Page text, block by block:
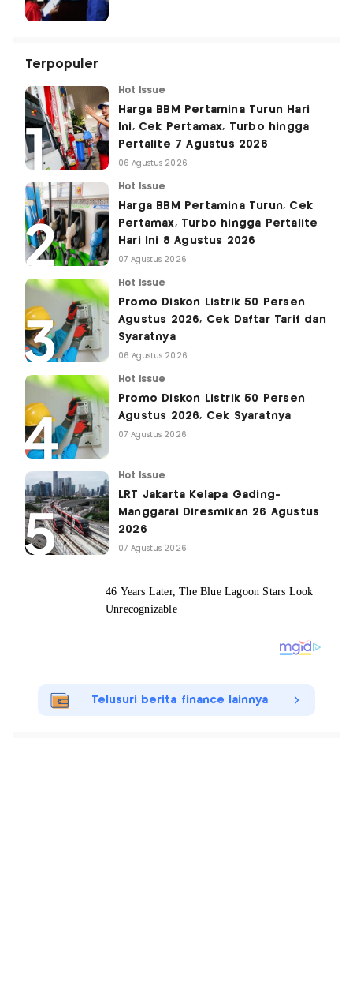
Terpopuler
Hot Issue
Harga BBM Pertamina Turun Hari
Ini, Cek Pertamax, Turbo hingga
Pertalite 7 Agustus 2026
06 Agustus 2026
Hot Issue
Harga BBM Pertamina Turun, Cek
Pertamax, Turbo hingga Pertalite
Hari Ini 8 Agustus 2026
07 Agustus 2026
Hot Issue
Promo Diskon Listrik 50 Persen
Agustus 2026, Cek Daftar Tarif dan
Syaratnya
06 Agustus 2026
Hot Issue
Promo Diskon Listrik 50 Persen
Agustus 2026, Cek Syaratnya
07 Agustus 2026
Hot Issue
LRT Jakarta Kelapa Gading-
Manggarai Diresmikan 26 Agustus
2026
07 Agustus 2026
Telusuri berita finance lainnya